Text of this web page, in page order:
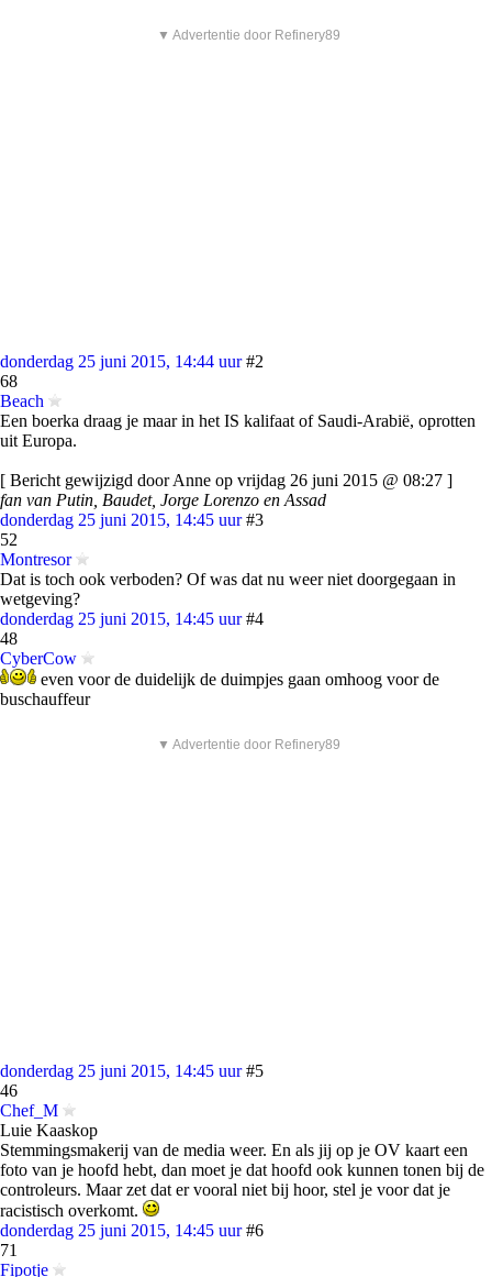
▼ Advertentie door Refinery89
donderdag 25 juni 2015, 14:44 uur #2
68
Beach
Een boerka draag je maar in het IS kalifaat of Saudi-Arabië, oprotten
uit Europa.
[ Bericht gewijzigd door Anne op vrijdag 26 juni 2015 @ 08:27 ]
fan van Putin, Baudet, Jorge Lorenzo en Assad
donderdag 25 juni 2015, 14:45 uur #3
52
Montresor
Dat is toch ook verboden? Of was dat nu weer niet doorgegaan in
wetgeving?
donderdag 25 juni 2015, 14:45 uur #4
48
CyberCow
even voor de duidelijk de duimpjes gaan omhoog voor de
buschauffeur
▼ Advertentie door Refinery89
donderdag 25 juni 2015, 14:45 uur #5
46
Chef_M
Luie Kaaskop
Stemmingsmakerij van de media weer. En als jij op je OV kaart een
foto van je hoofd hebt, dan moet je dat hoofd ook kunnen tonen bij de
controleurs. Maar zet dat er vooral niet bij hoor, stel je voor dat je
racistisch overkomt.
donderdag 25 juni 2015, 14:45 uur #6
71
Fipotje